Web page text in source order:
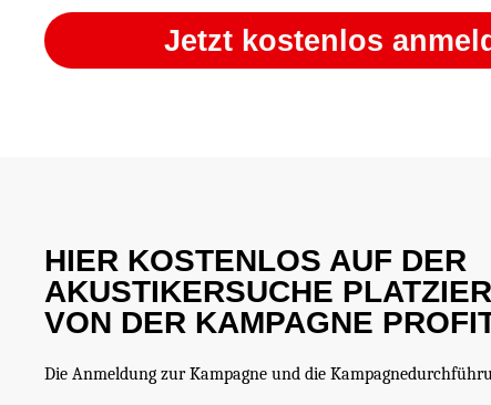
Jetzt kostenlos
HIER KOSTENLOS AUF DER
AKUSTIKERSUCHE
VON DER KAMPAGNE
Die Anmeldung zur Kampagne und die